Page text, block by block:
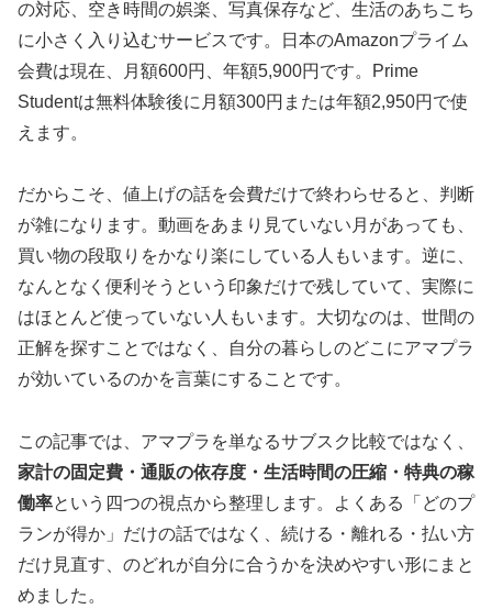
の対応、空き時間の娯楽、写真保存など、生活のあちこち
に小さく入り込むサービスです。日本のAmazonプライム
会費は現在、月額600円、年額5,900円です。Prime
Studentは無料体験後に月額300円または年額2,950円で使
えます。
だからこそ、値上げの話を会費だけで終わらせると、判断
が雑になります。動画をあまり見ていない月があっても、
買い物の段取りをかなり楽にしている人もいます。逆に、
なんとなく便利そうという印象だけで残していて、実際に
はほとんど使っていない人もいます。大切なのは、世間の
正解を探すことではなく、自分の暮らしのどこにアマプラ
が効いているのかを言葉にすることです。
この記事では、アマプラを単なるサブスク比較ではなく、
家計の固定費・通販の依存度・生活時間の圧縮・特典の稼
働率という四つの視点から整理します。よくある「どのプ
ランが得か」だけの話ではなく、続ける・離れる・払い方
だけ見直す、のどれが自分に合うかを決めやすい形にまと
めました。